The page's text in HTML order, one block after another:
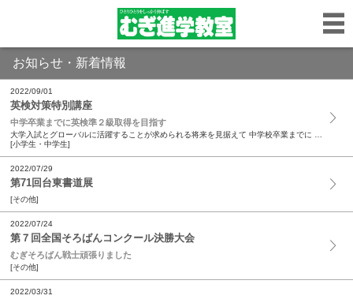
お知らせ・新着情報
2022/09/01
英検対策特別講座
中学卒業までに英検準２級取得を目指す
[小学生・中学生]
2022/07/29
第71回台東書道展
[その他]
2022/07/24
第７回全国そろばんコンクール決勝大会
むぎそろばん戦士頑張りました
[その他]
2022/03/31